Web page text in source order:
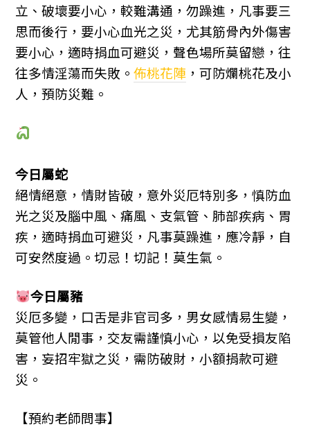
立、破壞要小心，較難溝通，勿躁進，凡事要三
思而後行，要小心血光之災，尤其筋骨內外傷害
要小心，適時捐血可避災，聲色場所莫留戀，往
往多情淫蕩而失敗。佈桃花陣 ，可防爛桃花及小
人，預防災難。
今日屬蛇
絕情絕意，情財皆破，意外災厄特別多，慎防血
光之災及腦中風、痛風、支氣管、肺部疾病、胃
疾，適時捐血可避災，凡事莫躁進，應冷靜，自
可安然度過。切忌！切記！莫生氣。
今日屬豬
災厄多變，口舌是非官司多，男女感情易生變，
莫管他人閒事，交友需謹慎小心，以免受損友陷
害，妄招牢獄之災，需防破財，小額捐款可避
災。
【預約老師問事】